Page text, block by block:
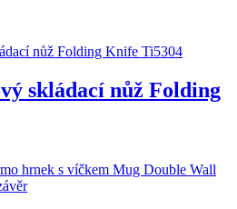
skládací nůž Folding